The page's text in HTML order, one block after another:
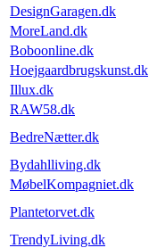
DesignGaragen.dk
MoreLand.dk
Boboonline.dk
Hoejgaardbrugskunst.dk
Illux.dk
RAW58.dk
BedreNætter.dk
Bydahlliving.dk
MøbelKompagniet.dk
Plantetorvet.dk
TrendyLiving.dk